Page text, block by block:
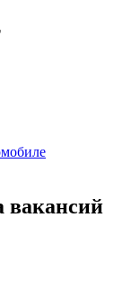
вакансий